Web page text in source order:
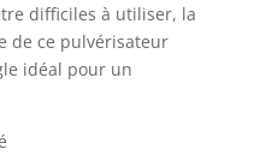
difficiles à utiliser, la
de ce pulvérisateur
idéal pour un